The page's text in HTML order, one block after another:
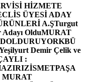
HİZMETE
ÜYESİ ADAY
A.ŞTurgut
OlduMURAT
KBÜ
Demir Çelik ve
:
İSMETPAŞA